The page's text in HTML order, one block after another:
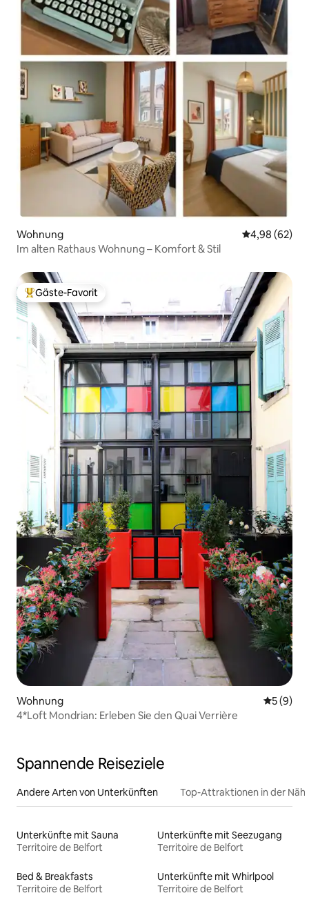
Wohnung
4,98 (62)
Im alten Rathaus Wohnung – Komfort & Stil
Beliebter Gäste-Favorit.
Gäste-Favorit
Wohnung
5 (9)
4*Loft Mondrian: Erleben Sie den Quai Verrière
Spannende Reiseziele
Andere Arten von Unterkünften Top-Attraktionen in der
Unterkünfte mit Sauna
Territoire de Belfort
Unterkünfte mit Seezugang
Territoire de Belfort
Bed & Breakfasts
Territoire de Belfort
Unterkünfte mit Whirlpool
Territoire de Belfort